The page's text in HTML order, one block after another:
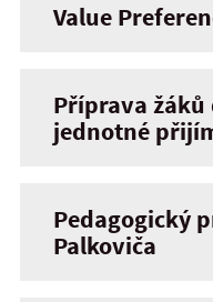
Value
Příprava
jednotné
Pedagogický
Palkoviča